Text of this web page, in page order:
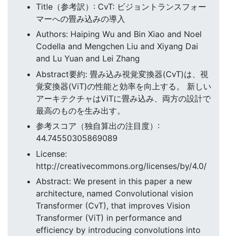
Title（参考訳）: CvT: ビジョントランスフォー
マーへの畳み込みの導入
Authors: Haiping Wu and Bin Xiao and Noel
Codella and Mengchen Liu and Xiyang Dai
and Lu Yuan and Lei Zhang
Abstract要約: 畳み込み視覚変換器(CvT)は、視
覚変換器(ViT)の性能と効率を向上する。 新しい
アーキテクチャはViTに畳み込み、両方の設計で
最高のものを生み出す。
参考スコア（独自算出の注目度）:
44.74550305869089
License:
http://creativecommons.org/licenses/by/4.0/
Abstract: We present in this paper a new
architecture, named Convolutional vision
Transformer (CvT), that improves Vision
Transformer (ViT) in performance and
efficiency by introducing convolutions into